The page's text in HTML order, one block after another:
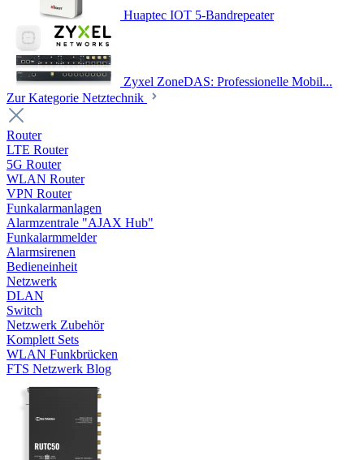
Huaptec IOT 5-Bandrepeater
Zyxel ZoneDAS: Professionelle Mobil...
Zur Kategorie Netztechnik
Router
LTE Router
5G Router
WLAN Router
VPN Router
Funkalarmanlagen
Alarmzentrale "AJAX Hub"
Funkalarmmelder
Alarmsirenen
Bedieneinheit
Netzwerk
DLAN
Switch
Netzwerk Zubehör
Komplett Sets
WLAN Funkbrücken
FTS Netzwerk Blog